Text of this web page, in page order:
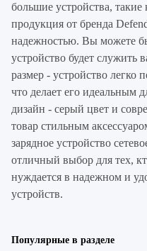
большие устройства,
продукция от бренда
надежностью. Вы можете
устройство будет
размер - устройство легко
что делает его идеальным
дизайн - серый цвет и
товар стильным
зарядное устройство
отличный выбор для тех,
нуждается в надежном и
устройств.
Популярные в разделе